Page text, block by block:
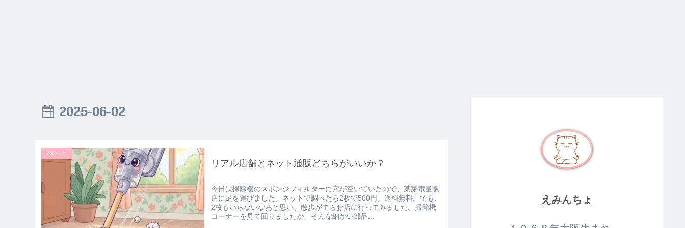
2025-06-02
家のこと
リアル店舗とネット通販どちらがいいか？
今日は掃除機のスポンジフィルターに穴が空いていたので、某家電量販
店に足を運びました。ネットで調べたら2枚で500円。送料無料。でも、
2枚もいらないなあと思い、散歩がてらお店に行ってみました。掃除機
コーナーを見て回りましたが、そんな細かい部品...
えみんちょ